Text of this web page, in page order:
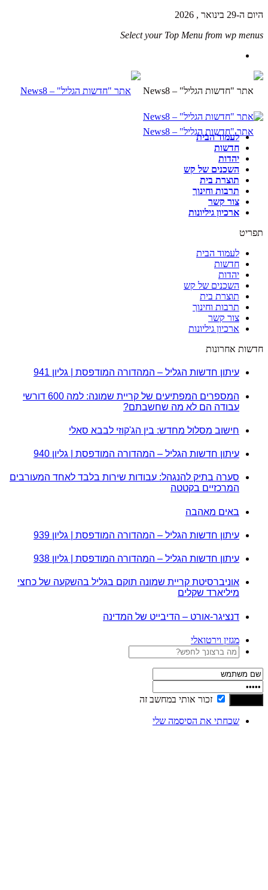
היום ה-29 בינואר , 2026
Select your Top Menu from wp menus
לעמוד הבית
חדשות
יהדות
השכנים של קש
תוצרת בית
תרבות וחינוך
צור קשר
ארכיון גיליונות
תפריט
לעמוד הבית
חדשות
יהדות
השכנים של קש
תוצרת בית
תרבות וחינוך
צור קשר
ארכיון גיליונות
חדשות אחרונות
עיתון חדשות הגליל – המהדורה המודפסת | גליון 941
המספרים המפתיעים של קריית שמונה: למה 600 דורשי
עבודה הם לא מה שחשבתם?
חישוב מסלול מחדש: בין הג'קוזי לבבא סאלי
עיתון חדשות הגליל – המהדורה המודפסת | גליון 940
סערה בתיק להנגהל: עבודות שירות בלבד לאחד המעורבים
המרכזיים בקטטה
באים מאהבה
עיתון חדשות הגליל – המהדורה המודפסת | גליון 939
עיתון חדשות הגליל – המהדורה המודפסת | גליון 938
אוניברסיטת קריית שמונה תוקם בגליל בהשקעה של כחצי
מיליארד שקלים
דנציגר-אורט – הדיבייט של המדינה
מגזין וירטואלי
זכור אותי במחשב זה
שכחתי את הסיסמה שלי